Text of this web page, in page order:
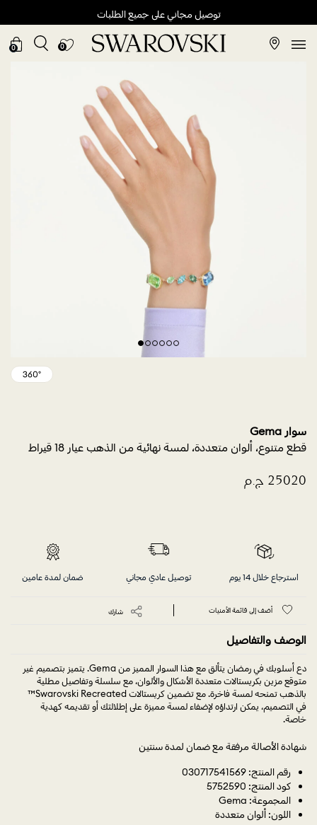
توصيل مجاني على جميع الطلبات
0
0
سوار Gema
قطع متنوع، ألوان متعددة، لمسة نهائية من الذهب عيار 18 قيراط
استرجاع خلال 14 يوم توصيل عادي مجاني ضمان لمدة عامين
أضف إلى قائمة الأمنيات شارك
الوصف والتفاصيل
دع أسلوبك في رمضان يتألق مع هذا السوار المميز من Gema. يتميز بتصميم غير
متوقع مزين بكريستالات متعددة الأشكال والألوان، مع سلسلة وتفاصيل مطلية
بالذهب تمنحه لمسة فاخرة. مع تضمين كريستالات Swarovski Recreated™
في التصميم، يمكن ارتداؤه لإضفاء لمسة مميزة على إطلالتك أو تقديمه كهدية
خاصة.
شهادة الأصالة مرفقة مع ضمان لمدة سنتين
رقم المنتج: 030717541569
كود المنتج: 5752590
المجموعة: Gema
اللون: ألوان متعددة